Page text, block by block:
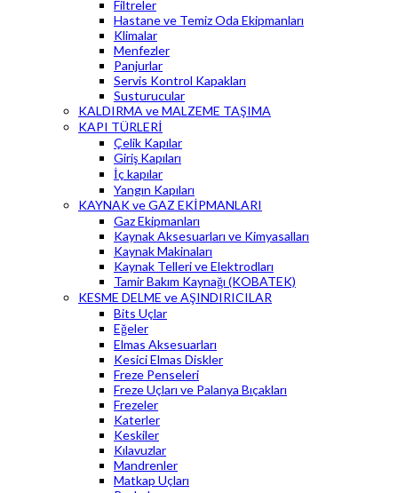
Filtreler
Hastane ve Temiz Oda Ekipmanları
Klimalar
Menfezler
Panjurlar
Servis Kontrol Kapakları
Susturucular
KALDIRMA ve MALZEME TAŞIMA
KAPI TÜRLERİ
Çelik Kapılar
Giriş Kapıları
İç kapılar
Yangın Kapıları
KAYNAK ve GAZ EKİPMANLARI
Gaz Ekipmanları
Kaynak Aksesuarları ve Kimyasalları
Kaynak Makinaları
Kaynak Telleri ve Elektrodları
Tamir Bakım Kaynağı (KOBATEK)
KESME DELME ve AŞINDIRICILAR
Bits Uçlar
Eğeler
Elmas Aksesuarları
Kesici Elmas Diskler
Freze Penseleri
Freze Uçları ve Palanya Bıçakları
Frezeler
Katerler
Keskiler
Kılavuzlar
Mandrenler
Matkap Uçları